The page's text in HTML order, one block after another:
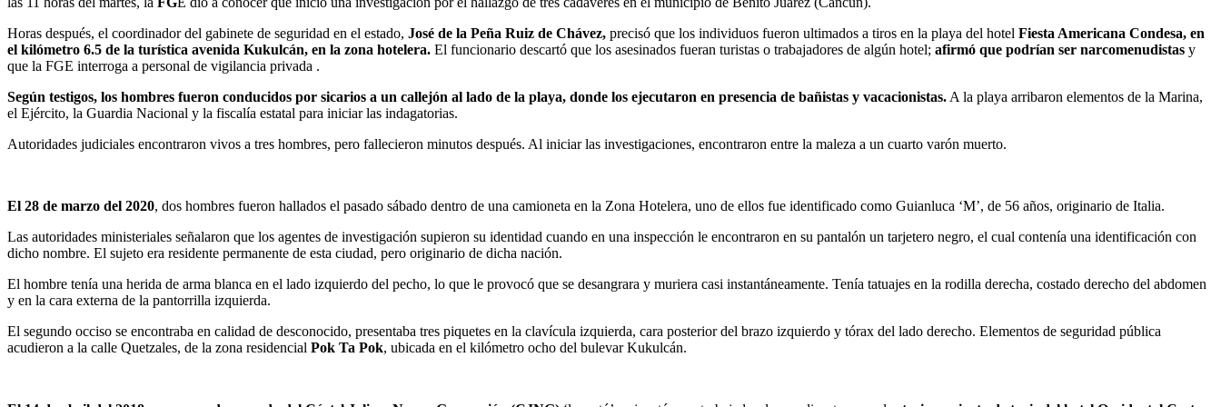
Horas después, el coordinador del gabinete de seguridad en el estado, José de la Peña Ruiz de Chávez, precisó que los individuos fueron ultimados a tiros en la playa del hotel Fiesta Americana Condesa, en
el kilómetro 6.5 de la turística avenida Kukulcán, en la zona hotelera. El funcionario descartó que los asesinados fueran turistas o trabajadores de algún hotel; afirmó que podrían ser narcomenudistas y
que la FGE interroga a personal de vigilancia privada .
Según testigos, los hombres fueron conducidos por sicarios a un callejón al lado de la playa, donde los ejecutaron en presencia de bañistas y vacacionistas. A la playa arribaron elementos de la Marina,
el Ejército, la Guardia Nacional y la fiscalía estatal para iniciar las indagatorias.
Autoridades judiciales encontraron vivos a tres hombres, pero fallecieron minutos después. Al iniciar las investigaciones, encontraron entre la maleza a un cuarto varón muerto.
El 28 de marzo del 2020, dos hombres fueron hallados el pasado sábado dentro de una camioneta en la Zona Hotelera, uno de ellos fue identificado como Guianluca ‘M’, de 56 años, originario de Italia.
Las autoridades ministeriales señalaron que los agentes de investigación supieron su identidad cuando en una inspección le encontraron en su pantalón un tarjetero negro, el cual contenía una identificación con
dicho nombre. El sujeto era residente permanente de esta ciudad, pero originario de dicha nación.
El hombre tenía una herida de arma blanca en el lado izquierdo del pecho, lo que le provocó que se desangrara y muriera casi instantáneamente. Tenía tatuajes en la rodilla derecha, costado derecho del abdomen
y en la cara externa de la pantorrilla izquierda.
El segundo occiso se encontraba en calidad de desconocido, presentaba tres piquetes en la clavícula izquierda, cara posterior del brazo izquierdo y tórax del lado derecho. Elementos de seguridad pública
acudieron a la calle Quetzales, de la zona residencial Pok Ta Pok, ubicada en el kilómetro ocho del bulevar Kukulcán.